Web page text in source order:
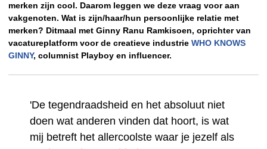
merken zijn cool. Daarom leggen we deze vraag voor aan
vakgenoten. Wat is zijn/haar/hun persoonlijke relatie met
merken? Ditmaal met Ginny Ranu Ramkisoen, oprichter van
vacatureplatform voor de creatieve industrie WHO KNOWS
GINNY, columnist Playboy en influencer.
'De tegendraadsheid en het absoluut niet
doen wat anderen vinden dat hoort, is wat
mij betreft het allercoolste waar je jezelf als